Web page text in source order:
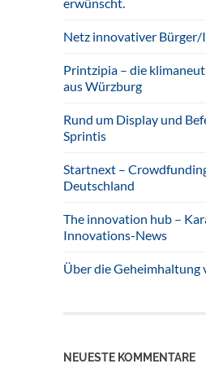
Netz innovativer Bürger/
Printzipia – die
aus Würzburg
Rund um Display und
Sprintis
Startnext –
Deutschland
The innovation hub –
Innovations-News
Über die Geheimhaltung
NEUESTE KOMMENTARE